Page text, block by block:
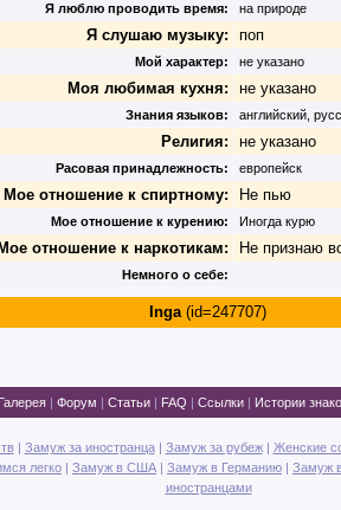
Я люблю проводить время: на природе
Я слушаю музыку: поп
Мой характер: не указано
Моя любимая кухня: не указано
Знания языков: английский,
Религия: не указано
Расовая принадлежность: европейск
Мое отношение к спиртному: Не пью
Мое отношение к курению: Иногда курю
Мое отношение к наркотикам: Не признаю
Немного о себе:
Inga(id=247707)
Галерея | Форум | Статьи | FAQ | Ссылки | Истории
| Замуж за иностранца| Замуж за рубеж| Женские
легко | Замуж в США | Замуж в Германию | Замуж
иностранцами